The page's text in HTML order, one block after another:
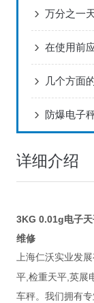
万分之一
在使用前
防爆电子
详细介绍
3KG 0.01g电子
维修
上海仁沃实业发
平,检重天平,英展
车秤。我们拥有